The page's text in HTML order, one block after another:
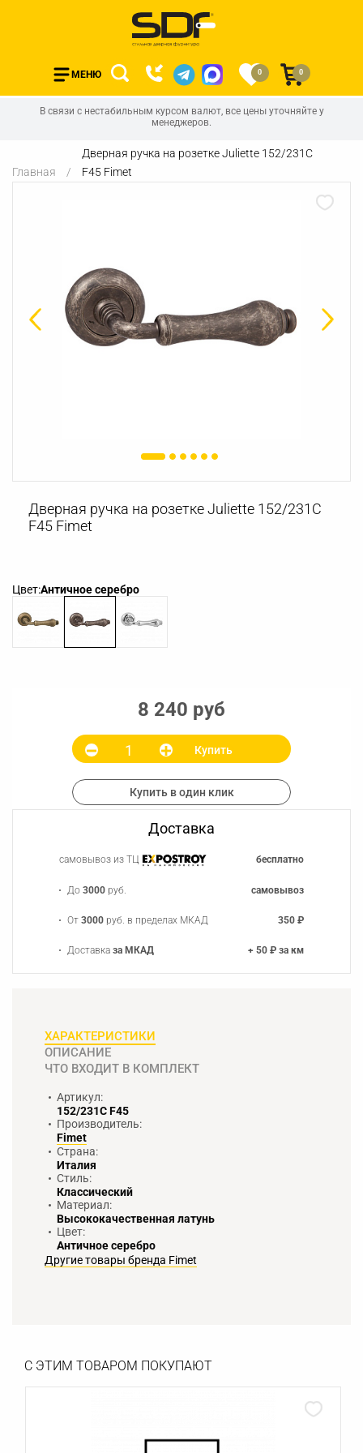
МЕНЮ 0 0
В связи с нестабильным курсом валют, все цены уточняйте у
менеджеров.
Главная
Дверная ручка на розетке Juliette 152/231С
F45 Fimet
Дверная ручка на розетке Juliette 152/231С
F45 Fimet
Цвет:Античное серебро
8 240 руб
Купить
Купить в один клик
Доставка
самовывоз из ТЦ бесплатно
До3000 руб. самовывоз
От3000 руб. в пределах МКАД 350 ₽
Доставказа МКАД + 50 ₽ за км
ХАРАКТЕРИСТИКИ
ОПИСАНИЕ
ЧТО ВХОДИТ В КОМПЛЕКТ
Артикул:
152/231С F45
Производитель:
Fimet
Страна:
Италия
Стиль:
Классический
Материал:
Высококачественная латунь
Цвет:
Античное серебро
Другие товары бренда Fimet
С ЭТИМ ТОВАРОМ ПОКУПАЮТ